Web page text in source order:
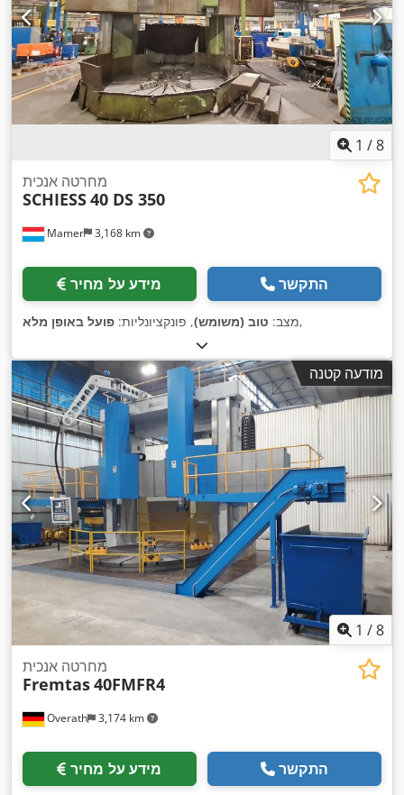
1 /8
Mamer 3,168 km
מחרטה אנכית
SCHIESS40 DS 350
מידע על מחיר התקשר
מצב: טוב (משומש), פונקציונליות: פועל באופן מלא ,
מודעה קטנה
1 /8
Overath 3,174 km
מחרטה אנכית
Fremtas40FMFR4
מידע על מחיר התקשר